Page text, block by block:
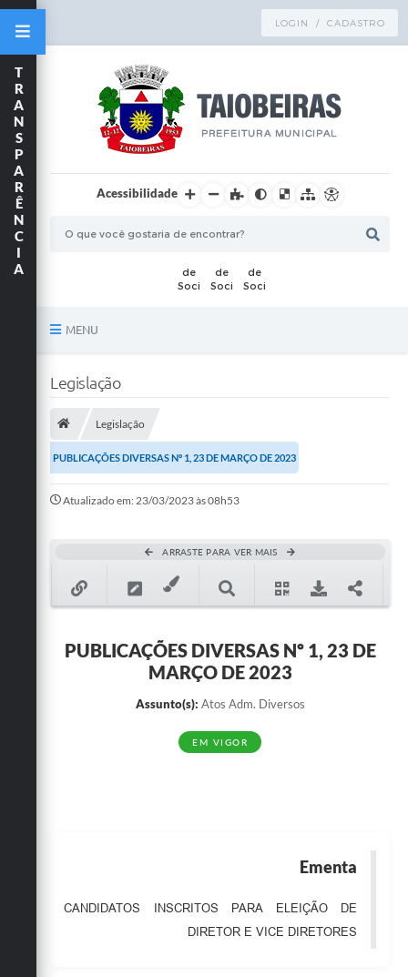
LOGIN / CADASTRO
Acessibilidade
MENU
Publicações
A Prefeitura
Ouvidoria
Legislação
Agenda
T
R
A
N
S
P
A
R
Ê
N
C
I
A
Legislação
Legislação
PUBLICAÇÕES DIVERSAS Nº 1, 23 DE MARÇO DE 2023
Atualizado em: 23/03/2023 às 08h53
ARRASTE PARA VER MAIS
PUBLICAÇÕES DIVERSAS Nº 1, 23 DE
MARÇO DE 2023
Assunto(s): Atos Adm. Diversos
EM VIGOR
Ementa
CANDIDATOS INSCRITOS PARA ELEIÇÃO DE
DIRETOR E VICE DIRETORES